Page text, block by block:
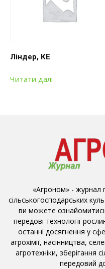
Ліндер, КЕ
Читати далі
«Агроном» - журнал
сільськогосподарських
ви можете
передові технології
останні досягнення у
агрохімії, насінництва,
агротехніки, зберігання
передовий